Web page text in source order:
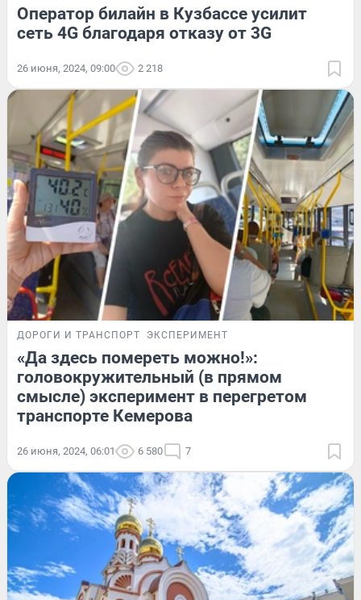
Оператор билайн в Кузбассе усилит
сеть 4G благодаря отказу от 3G
26 июня, 2024, 09:00 2 218
ДОРОГИ И ТРАНСПОРТ ЭКСПЕРИМЕНТ
«Да здесь помереть можно!»:
головокружительный (в прямом
смысле) эксперимент в перегретом
транспорте Кемерова
26 июня, 2024, 06:01 6 580 7